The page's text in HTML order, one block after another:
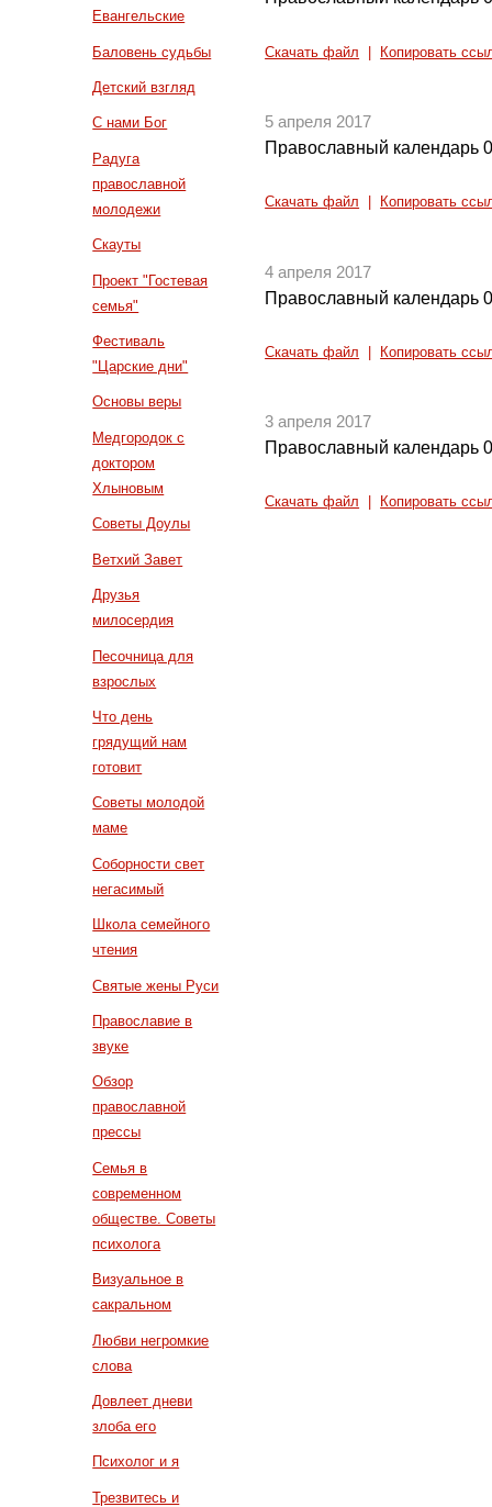
Евангельские
Баловень судьбы
Детский взгляд
С нами Бог
Радуга
православной
молодежи
Скауты
Проект "Гостевая
семья"
Фестиваль
"Царские дни"
Основы веры
Медгородок с
доктором
Хлыновым
Советы Доулы
Ветхий Завет
Друзья
милосердия
Песочница для
взрослых
Что день
грядущий нам
готовит
Советы молодой
маме
Соборности свет
негасимый
Школа семейного
чтения
Святые жены Руси
Православие в
звуке
Обзор
православной
прессы
Семья в
современном
обществе. Советы
психолога
Визуальное в
сакральном
Любви негромкие
слова
Довлеет дневи
злоба его
Психолог и я
Трезвитесь и
Скачать файл Копировать
5 апреля 2017
Православный календарь
Скачать файл Копировать
4 апреля 2017
Православный календарь
Скачать файл Копировать
3 апреля 2017
Православный календарь
Скачать файл Копировать